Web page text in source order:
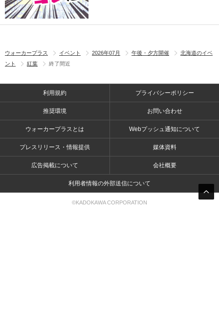
ウォーカープラス イベント 2026年07月 午後・夕方開催
北海道のイベ
ント
紅葉 終了間近
利用規約 プライバシーポリシー
推奨環境 お問い合わせ
ウォーカープラスとは Webプッシュ通知について
プレスリリース・情報提供 媒体資料
広告掲載について 会社概要
利用者情報の外部送信について
©KADOKAWA CORPORATION